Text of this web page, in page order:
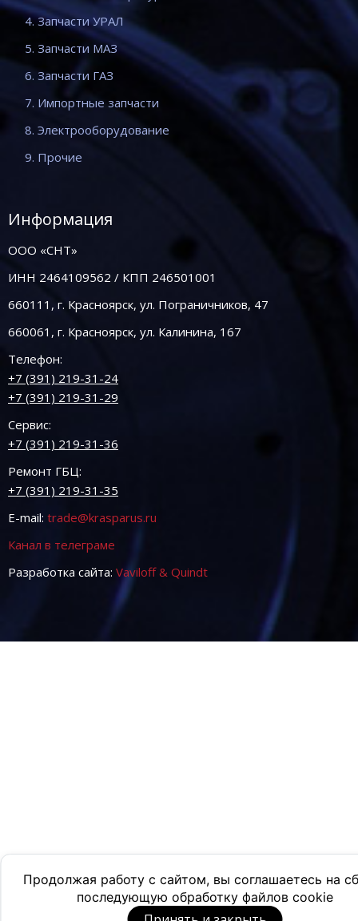
Продолжая работу с сайтом, вы соглашаетесь на
последующую обработку файлов cookie
4. Запчасти УРАЛ
5. Запчасти МАЗ
6. Запчасти ГАЗ
7. Импортные запчасти
8. Электрооборудование
9. Прочие
Информация
ООО «СНТ»
ИНН 2464109562 / КПП 246501001
660111, г. Красноярск, ул. Пограничников, 47
660061, г. Красноярск, ул. Калинина, 167
Телефон:
+7 (391) 219-31-24
+7 (391) 219-31-29
Сервис:
+7 (391) 219-31-36
Ремонт ГБЦ:
+7 (391) 219-31-35
E-mail: trade@krasparus.ru
Канал в телеграме
Разработка сайта: Vaviloff & Quindt